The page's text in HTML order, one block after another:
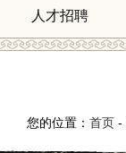
人才招聘
您的位置： 首页 -